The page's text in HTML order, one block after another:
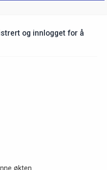
og innlogget for å
økten